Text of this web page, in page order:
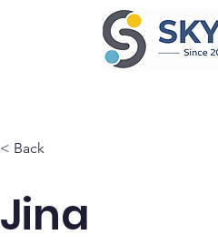
< Back
Jina